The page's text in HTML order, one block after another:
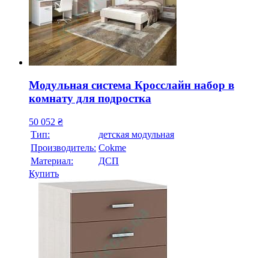
Модульная система Кросслайн набор в
комнату для подростка
50 052 ₴
Тип:
детская модульная
Производитель: Cokme
Материал:
ДСП
Купить